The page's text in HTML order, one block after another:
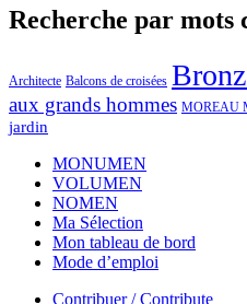
Recherche par mots
Architecte Balcons de croisées
aux grands hommes MOREAU
jardin
MONUMEN
VOLUMEN
NOMEN
Ma Sélection
Mon tableau de bord
Mode d’emploi
Contribuer / Contribute